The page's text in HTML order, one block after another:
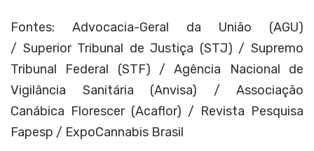
Fontes: Advocacia-Geral da União (AGU)
/ Superior Tribunal de Justiça (STJ) /Supremo
Tribunal Federal (STF) /Agência Nacional de
Vigilância Sanitária (Anvisa) / Associação
Canábica Florescer (Acaflor) / Revista Pesquisa
Fapesp / ExpoCannabis Brasil